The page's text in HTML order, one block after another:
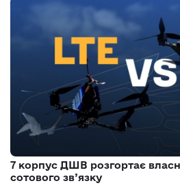
7 корпус ДШВ розгортає
сотового зв’язку